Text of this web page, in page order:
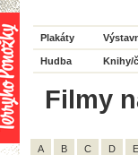
Plakáty
Hudba Knihy/
Filmy
A B C D E